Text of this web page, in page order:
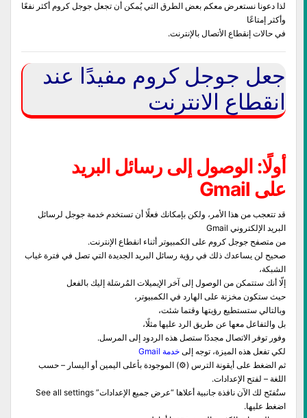
لذا دعونا نستعرض معكم بعض الطرق التي يُمكن أن تجعل جوجل كروم أكثر نفعًا
وأكثر إمتاعًا
في حالات إنقطاع الأتصال بالإنترنت.
جعل جوجل كروم مفيدًا عند
انقطاع الانترنت
أولًا: الوصول إلى رسائل البريد
على Gmail
قد تتعجب من هذا الأمر، ولكن بإمكانك فعلًا أن تستخدم خدمة جوجل لرسائل
البريد الإلكتروني Gmail
من متصفح جوجل كروم على الكمبيوتر أثناء انقطاع الإنترنت.
صحيح لن يساعدك ذلك في رؤية رسائل البريد الجديدة التي تصل في فترة غياب
الشبكة،
إلّا أنك ستتمكن من الوصول إلى آخر الإيميلات المُرسَلة إليك بالفعل
حيث ستكون مخزنة على الهارد في الكمبيوتر،
وبالتالي ستستطيع رؤيتها وقتما شئت،
بل والتفاعل معها عن طريق الرد عليها مثلًا،
وفور توفر الاتصال مجددًا ستصل هذه الردود إلى المرسل.
لكي تفعل هذه الميزة، توجه إلى خدمة Gmail
ثم الضغط على أيقونة الترس (⚙) الموجودة بأعلى اليمين أو اليسار – حسب
اللغة – لفتح الإعدادات.
ستُفتَح لك الآن نافذة جانبية أعلاها “عرض جميع الإعدادات” See all settings
اضغط عليها.